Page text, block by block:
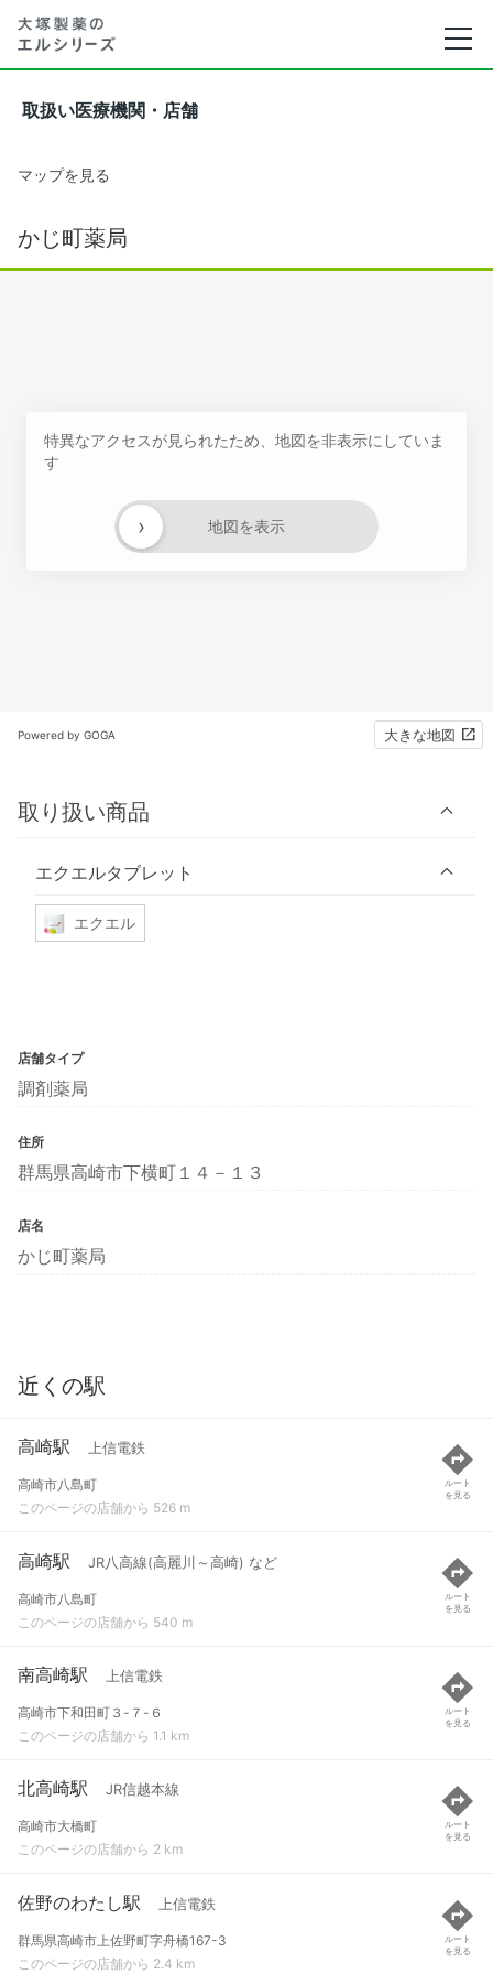
取扱い医療機関・店舗
マップを見る
かじ町薬局
特異なアクセスが見られたため、地図を非表示にしていま
す
地図を表示
›
Powered by GOGA 大きな地図
取り扱い商品
エクエルタブレット
エクエル
店舗タイプ
調剤薬局
住所
群馬県高崎市下横町１４－１３
店名
かじ町薬局
近くの駅
高崎駅 上信電鉄
高崎市八島町
このページの店舗から 526 m
ルート
を見る
高崎駅 JR八高線(高麗川～高崎) など
高崎市八島町
このページの店舗から 540 m
ルート
を見る
南高崎駅 上信電鉄
高崎市下和田町３-７-６
このページの店舗から 1.1 km
ルート
を見る
北高崎駅 JR信越本線
高崎市大橋町
このページの店舗から 2 km
ルート
を見る
佐野のわたし駅 上信電鉄
群馬県高崎市上佐野町字舟橋167-3
このページの店舗から 2.4 km
ルート
を見る